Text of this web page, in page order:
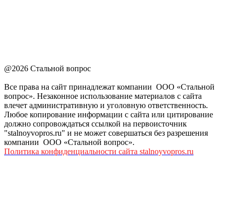
@2026 Стальной вопрос
Все права на сайт принадлежат компании ООО «Стальной
вопрос». Незаконное использование материалов с сайта
влечет административную и уголовную ответственность.
Любое копирование информации с сайта или цитирование
должно сопровождаться ссылкой на первоисточник
"stalnoyvopros.ru" и не может совершаться без разрешения
компании ООО «Стальной вопрос».
Политика конфиденциальности сайта stalnoyvopros.ru